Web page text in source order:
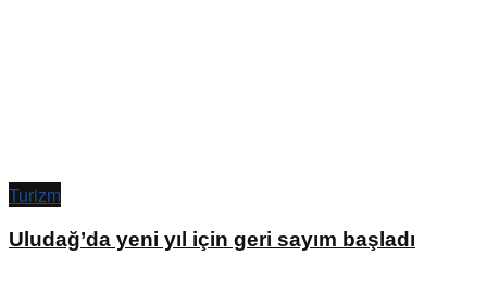
Turizm
Uludağ’da yeni yıl için geri sayım başladı